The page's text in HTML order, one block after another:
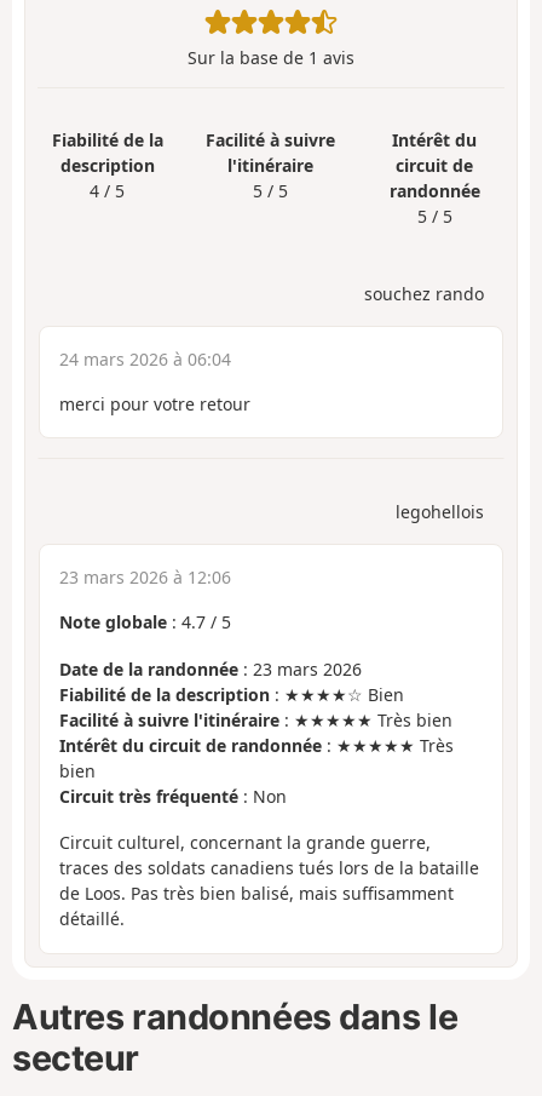
Sur la base de 1 avis
Fiabilité de la
description
4 / 5
Facilité à suivre
l'itinéraire
5 / 5
Intérêt du
circuit de
randonnée
5 / 5
souchez rando
24 mars 2026 à 06:04
merci pour votre retour
legohellois
23 mars 2026 à 12:06
Note globale : 4.7 / 5
Date de la randonnée : 23 mars 2026
Fiabilité de la description : ★★★★☆ Bien
Facilité à suivre l'itinéraire : ★★★★★ Très bien
Intérêt du circuit de randonnée : ★★★★★ Très
bien
Circuit très fréquenté : Non
Circuit culturel, concernant la grande guerre,
traces des soldats canadiens tués lors de la bataille
de Loos. Pas très bien balisé, mais suffisamment
détaillé.
Autres randonnées dans le
secteur